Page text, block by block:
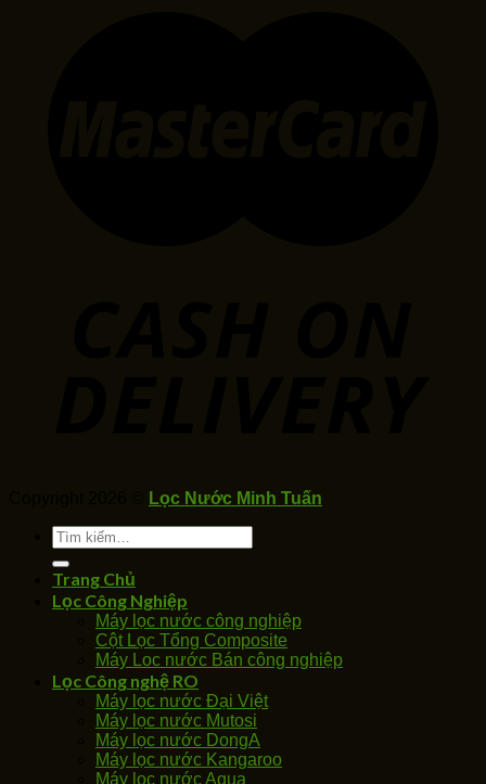
Lọc Nước Minh Tuấn
Tìm
kiếm:
Trang Chủ
Lọc Công Nghiệp
Máy lọc nước công nghiệp
Cột Lọc Tổng Composite
Máy Loc nước Bán công nghiệp
Lọc Công nghệ RO
Máy lọc nước Đại Việt
Máy lọc nước Mutosi
Máy lọc nước DongA
Máy lọc nước Kangaroo
Máy lọc nước Aqua